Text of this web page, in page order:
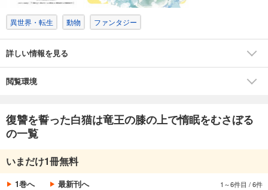
異世界・転生 動物 ファンタジー
詳しい情報を見る
閲覧環境
復讐を誓った白猫は竜王の膝の上で惰眠をむさぼる
の一覧
いまだけ1冊無料
1巻へ 最新刊へ 1～6件目 /6件